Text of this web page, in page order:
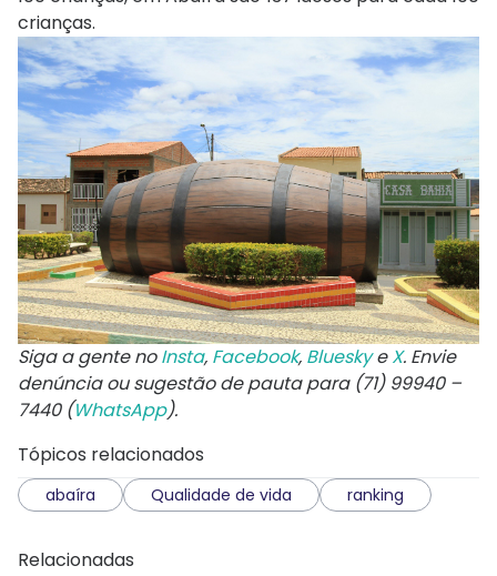
crianças.
Siga a gente noInsta, Facebook, BlueskyeX. Envie
denúncia ou sugestão de pauta para (71) 99940 –
7440 (WhatsApp).
Tópicos relacionados
abaíra Qualidade de vida ranking
Relacionadas